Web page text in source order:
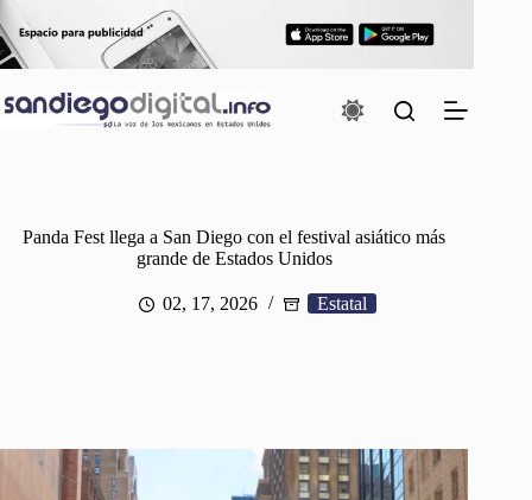
al
contenido
Panda Fest llega a San Diego con el festival asiático más
grande de Estados Unidos
02, 17, 2026 Estatal